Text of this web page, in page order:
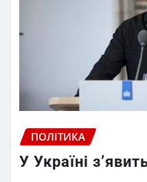
ПОЛІТИКА
У Україні